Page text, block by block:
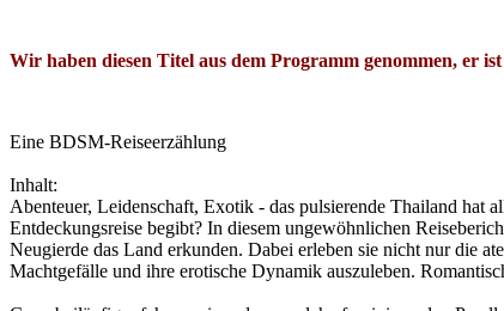
Wir haben diesen Titel aus dem Programm genommen, er
Eine BDSM-Reiseerzählung
Inhalt:
Abenteuer, Leidenschaft, Exotik - das pulsierende Thailand hat
Entdeckungsreise begibt? In diesem ungewöhnlichen
Neugierde das Land erkunden. Dabei erleben sie nicht nur die
Machtgefälle und ihre erotische Dynamik auszuleben.